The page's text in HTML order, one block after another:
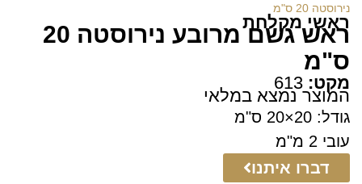
נירוסטה 20 ס"מ
ראשי מקלחת
ראש גשם מרובע נירוסטה 20
ס"מ
מקט:
המוצר נמצא במלאי
גודל: 20×20 ס"מ
עובי 2 מ"מ
דברו איתנו